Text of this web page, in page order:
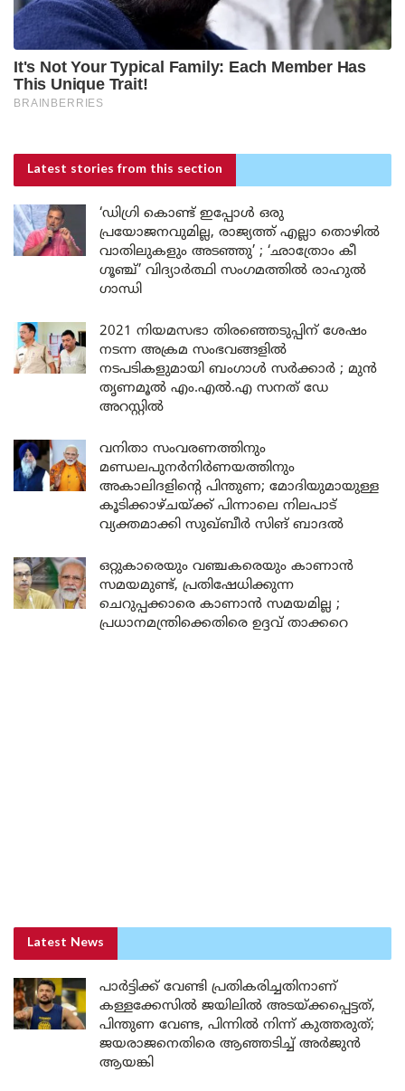
Latest stories from this section
‘ഡിഗ്രി കൊണ്ട് ഇപ്പോൾ ഒരു
പ്രയോജനവുമില്ല, രാജ്യത്ത് എല്ലാ തൊഴിൽ
വാതിലുകളും അടഞ്ഞു’ ; ‘ഛാത്രോം കീ
ഗൂഞ്ച്’ വിദ്യാർത്ഥി സംഗമത്തിൽ രാഹുൽ
ഗാന്ധി
2021 നിയമസഭാ തിരഞ്ഞെടുപ്പിന് ശേഷം
നടന്ന അക്രമ സംഭവങ്ങളിൽ
നടപടികളുമായി ബംഗാൾ സർക്കാർ ; മുൻ
തൃണമൂൽ എം.എൽ.എ സനത് ഡേ
അറസ്റ്റിൽ
വനിതാ സംവരണത്തിനും
മണ്ഡലപുനർനിർണയത്തിനും
അകാലിദളിന്റെ പിന്തുണ; മോദിയുമായുള്ള
കൂടിക്കാഴ്ചയ്ക്ക് പിന്നാലെ നിലപാട്
വ്യക്തമാക്കി സുഖ്ബീർ സിങ് ബാദൽ
ഒറ്റുകാരെയും വഞ്ചകരെയും കാണാൻ
സമയമുണ്ട്, പ്രതിഷേധിക്കുന്ന
ചെറുപ്പക്കാരെ കാണാൻ സമയമില്ല ;
പ്രധാനമന്ത്രിക്കെതിരെ ഉദ്ദവ് താക്കറെ
Latest News
പാർട്ടിക്ക് വേണ്ടി പ്രതികരിച്ചതിനാണ്
കള്ളക്കേസിൽ ജയിലിൽ അടയ്ക്കപ്പെട്ടത്,
പിന്തുണ വേണ്ട, പിന്നിൽ നിന്ന് കുത്തരുത്;
ജയരാജനെതിരെ ആഞ്ഞടിച്ച് അർജുൻ
ആയങ്കി